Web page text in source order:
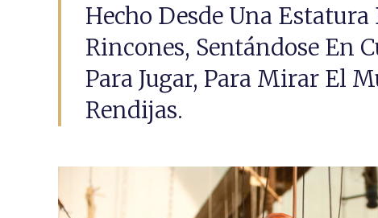
Hecho Desde Una Estatura
Rincones, Sentándose En
Para Jugar, Para Mirar El
Rendijas.